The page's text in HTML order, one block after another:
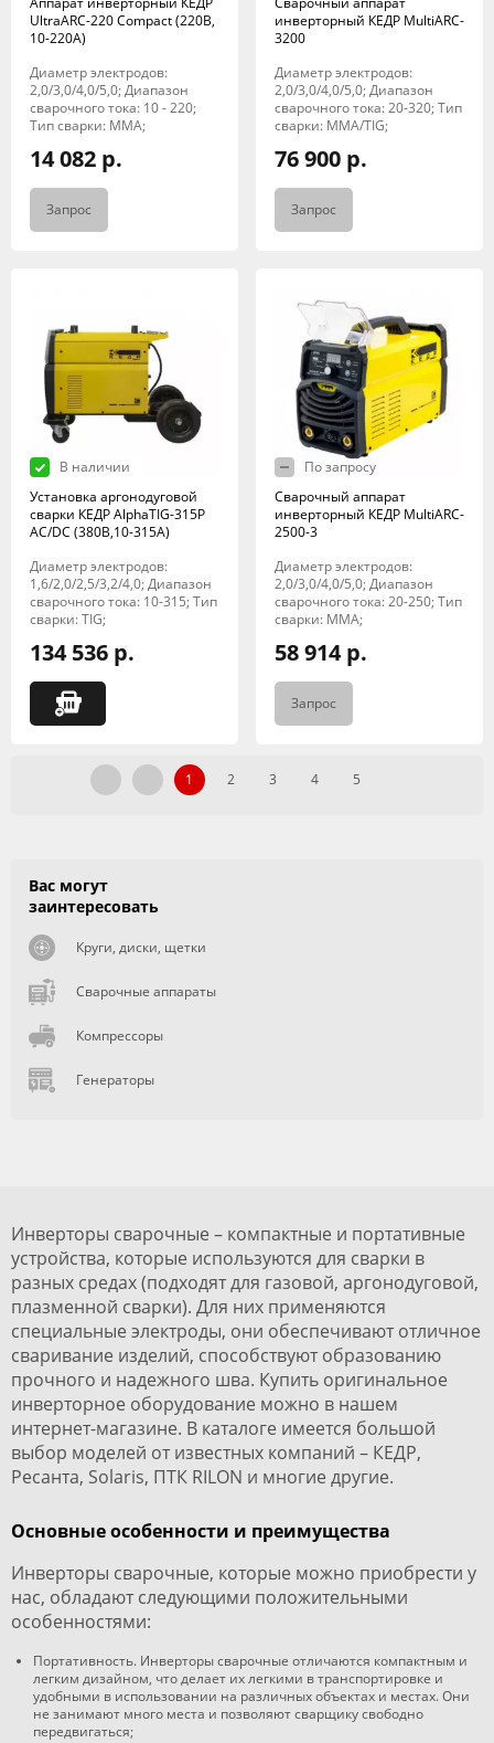
UltraARC-220 Compact (220В,
10-220А)
Диаметр электродов:
2,0/3,0/4,0/5,0; Диапазон
сварочного тока: 10 - 220;
Тип сварки: MMA;
14 082 р.
Запрос
инверторный КЕДР MultiARC-
3200
Диаметр электродов:
2,0/3,0/4,0/5,0; Диапазон
сварочного тока: 20-320; Тип
сварки: MMA/TIG;
76 900 р.
Запрос
В наличии
Установка аргонодуговой
сварки КЕДР AlphaTIG-315P
AC/DC (380В,10-315А)
Диаметр электродов:
1,6/2,0/2,5/3,2/4,0; Диапазон
сварочного тока: 10-315; Тип
сварки: TIG;
134 536 р.
По запросу
Сварочный аппарат
инверторный КЕДР MultiARC-
2500-3
Диаметр электродов:
2,0/3,0/4,0/5,0; Диапазон
сварочного тока: 20-250; Тип
сварки: MMA;
58 914 р.
Запрос
1 2 3 4 5
Вас могут
заинтересовать
Круги, диски, щетки
Сварочные аппараты
Компрессоры
Генераторы
Инверторы сварочные – компактные и портативные
устройства, которые используются для сварки в
разных средах (подходят для газовой, аргонодуговой,
плазменной сварки). Для них применяются
специальные электроды, они обеспечивают отличное
сваривание изделий, способствуют образованию
прочного и надежного шва. Купить оригинальное
инверторное оборудование можно в нашем
интернет-магазине. В каталоге имеется большой
выбор моделей от известных компаний – КЕДР,
Ресанта, Solaris, ПТК RILON и многие другие.
Основные особенности и преимущества
Инверторы сварочные, которые можно приобрести у
нас, обладают следующими положительными
особенностями:
Портативность. Инверторы сварочные отличаются компактным и
легким дизайном, что делает их легкими в транспортировке и
удобными в использовании на различных объектах и местах. Они
не занимают много места и позволяют сварщику свободно
передвигаться;